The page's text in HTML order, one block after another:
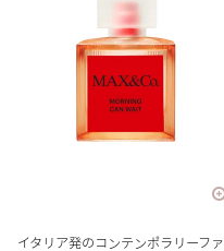
イタリア発のコンテンポラリーファ